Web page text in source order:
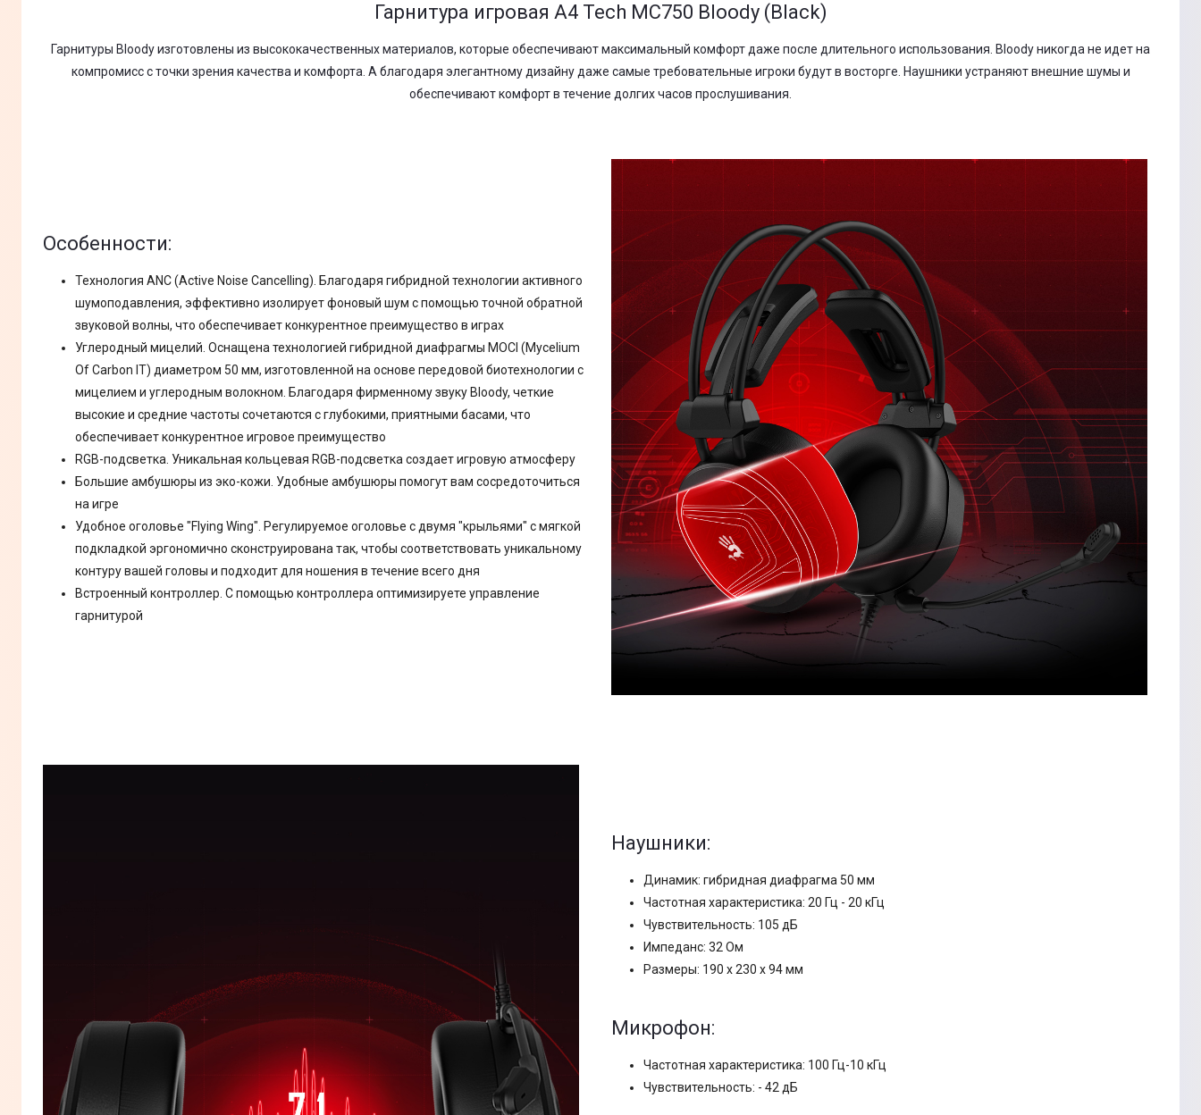
Гарнитура игровая A4 Tech MC750 Bloody (Black)
Гарнитуры Bloody изготовлены из высококачественных материалов, которые обеспечивают максимальный комфорт даже после длительного использования. Bloody никогда не идет на
компромисс с точки зрения качества и комфорта. А благодаря элегантному дизайну даже самые требовательные игроки будут в восторге. Наушники устраняют внешние шумы и
обеспечивают комфорт в течение долгих часов прослушивания.
Особенности:
Технология ANC (Active Noise Cancelling). Благодаря гибридной технологии активного
шумоподавления, эффективно изолирует фоновый шум с помощью точной обратной
звуковой волны, что обеспечивает конкурентное преимущество в играх
Углеродный мицелий. Оснащена технологией гибридной диафрагмы MOCI (Mycelium
Of Carbon IT) диаметром 50 мм, изготовленной на основе передовой биотехнологии с
мицелием и углеродным волокном. Благодаря фирменному звуку Bloody, четкие
высокие и средние частоты сочетаются с глубокими, приятными басами, что
обеспечивает конкурентное игровое преимущество
RGB-подсветка. Уникальная кольцевая RGB-подсветка создает игровую атмосферу
Большие амбушюры из эко-кожи. Удобные амбушюры помогут вам сосредоточиться
на игре
Удобное оголовье "Flying Wing". Регулируемое оголовье с двумя "крыльями" с мягкой
подкладкой эргономично сконструирована так, чтобы соответствовать уникальному
контуру вашей головы и подходит для ношения в течение всего дня
Встроенный контроллер. С помощью контроллера оптимизируете управление
гарнитурой
Наушники:
Динамик: гибридная диафрагма 50 мм
Частотная характеристика: 20 Гц - 20 кГц
Чувствительность: 105 дБ
Импеданс: 32 Ом
Размеры: 190 х 230 х 94 мм
Микрофон:
Частотная характеристика: 100 Гц-10 кГц
Чувствительность: - 42 дБ